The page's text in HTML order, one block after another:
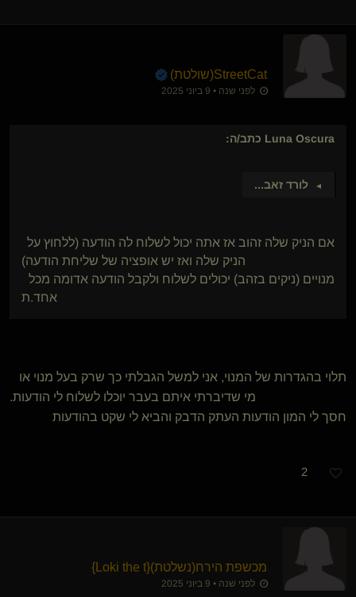
StreetCat​(שולטת)
לפני שנה • 9 ביוני 2025
Luna Oscura כתב/ה:
► לורד זאב...
אם הניק שלה זהוב אז אתה יכול לשלוח לה הודעה (ללחוץ על
הניק שלה ואז יש אופציה של שליחת הודעה)
מנויים (ניקים בזהב) יכולים לשלוח ולקבל הודעה אדומה מכל
אחד.ת
תלוי בהגדרות של המנוי, אני למשל הגבלתי כך שרק בעל מנוי או
מי שדיברתי איתם בעבר יוכלו לשלוח לי הודעות.
חסך לי המון הודעות העתק הדבק והביא לי שקט בהודעות
2
מכשפת הירח​(נשלטת)​{
Loki the t
}
לפני שנה • 9 ביוני 2025